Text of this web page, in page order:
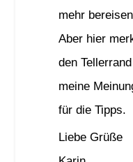
mehr
Aber hier
den
meine
für die Tipps.
Liebe Grüße